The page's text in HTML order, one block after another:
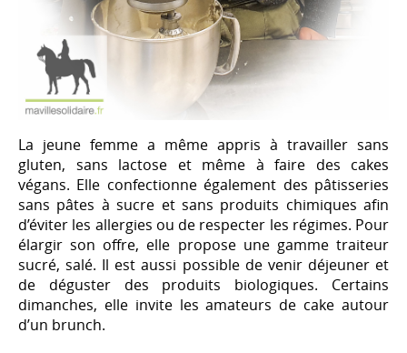
La jeune femme a même appris à travailler sans
gluten, sans lactose et même à faire des cakes
végans. Elle confectionne également des pâtisseries
sans pâtes à sucre et sans produits chimiques afin
d’éviter les allergies ou de respecter les régimes. Pour
élargir son offre, elle propose une gamme traiteur
sucré, salé. Il est aussi possible de venir déjeuner et
de déguster des produits biologiques. Certains
dimanches, elle invite les amateurs de cake autour
d’un brunch.